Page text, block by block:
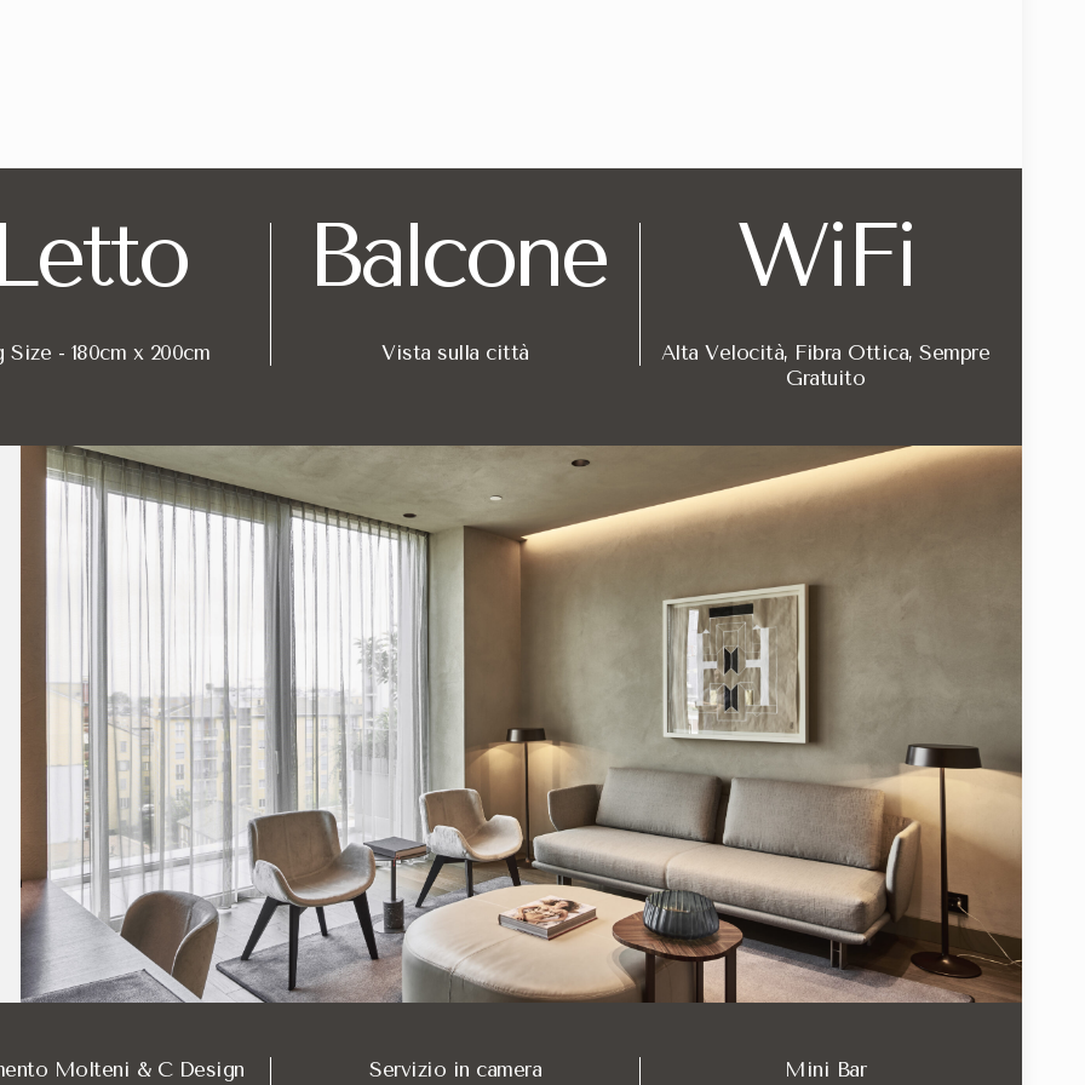
Metro Monumentale (M5)
Milano e arredi Molteni & C
l'Executive Suite dell'Hotel VIU
quadrati di spazio abitativo d'eccellenza, dotati di un balcone privato con vista panoramica sullo skyline milanese e
il prestigio di un
hotel 5 stelle a Milano attraverso dettagli tecnologici e materiali nobili. La dotazione tecnologica è
tè con selezione pregiata inclusi.
totale per un riposo perfetto nel cuore di Milano.
Hotel VIU Milan per un viaggio
il business grazie alla sua posizione nel nuovo centro direzionale tra Porta Volta e Porta Nuova, a soli 10 minuti a piedi
garantisce servizi dedicati che ottimizzano i tempi di lavoro:
tardive o colazioni di lavoro private.
raggiunge Milano in auto per appuntamenti aziendali.
Food Bar per pranzi di networking o aperitivi post-lavoro.
come ufficio temporaneo silenzioso ed elegante.
tra le tipologie di camere
dalle esigenze di spazio e prestigio, con l'Executive Suite che si colloca come punto d'incontro ideale tra comfort
Caratteristica Distintiva
Letto King Size
Size - 180cm x 200cm
Balcone
Vista sulla città
WiFi
Alta Velocità, Fibra Ottica, Sempre
Gratuito
Molteni & C Design
Servizio in camera
Mini Bar